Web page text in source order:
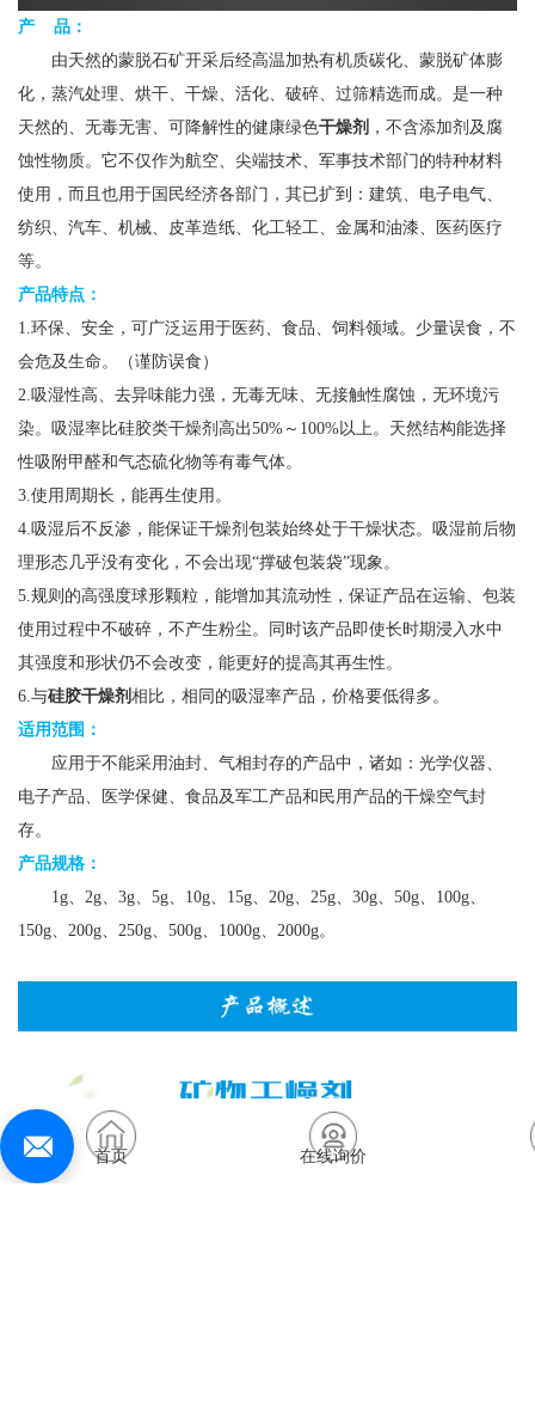
产 品：
由天然的蒙脱石矿开采后经高温加热有机质碳化、蒙脱矿体膨
化，蒸汽处理、烘干、干燥、活化、破碎、过筛精选而成。是一种
天然的、无毒无害、可降解性的健康绿色干燥剂 ，不含添加剂及腐
蚀性物质。它不仅作为航空、尖端技术、军事技术部门的特种材料
使用，而且也用于国民经济各部门，其已扩到：建筑、电子电气、
纺织、汽车、机械、皮革造纸、化工轻工、金属和油漆、医药医疗
等。
产品特点：
1.环保、安全，可广泛运用于医药、食品、饲料领域。少量误食，不
会危及生命。（谨防误食）
2.吸湿性高、去异味能力强，无毒无味、无接触性腐蚀，无环境污
染。吸湿率比硅胶类干燥剂高出50%～100%以上。天然结构能选择
性吸附甲醛和气态硫化物等有毒气体。
3.使用周期长，能再生使用。
4.吸湿后不反渗，能保证干燥剂包装始终处于干燥状态。吸湿前后物
理形态几乎没有变化，不会出现“撑破包装袋”现象。
5.规则的高强度球形颗粒，能增加其流动性，保证产品在运输、包装
使用过程中不破碎，不产生粉尘。同时该产品即使长时期浸入水中
其强度和形状仍不会改变，能更好的提高其再生性。
6.与硅胶干燥剂 相比，相同的吸湿率产品，价格要低得多。
适用范围：
应用于不能采用油封、气相封存的产品中，诸如：光学仪器、
电子产品、医学保健、食品及军工产品和民用产品的干燥空气封
存。
产品规格：
1g、2g、3g、5g、10g、15g、20g、25g、30g、50g、100g、
150g、200g、250g、500g、1000g、2000g。
首页 在线询价